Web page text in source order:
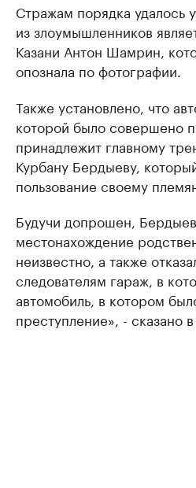
Стражам порядка удалось
из злоумышленников
Казани Антон Шамрин,
опознала по фотографии.
Также установлено, что
которой было совершено
принадлежит главному
Курбану Бердыеву,
пользование своему
Будучи допрошен,
местонахождение
неизвестно, а также
следователям гараж, в
автомобиль, в котором
преступление», - сказано